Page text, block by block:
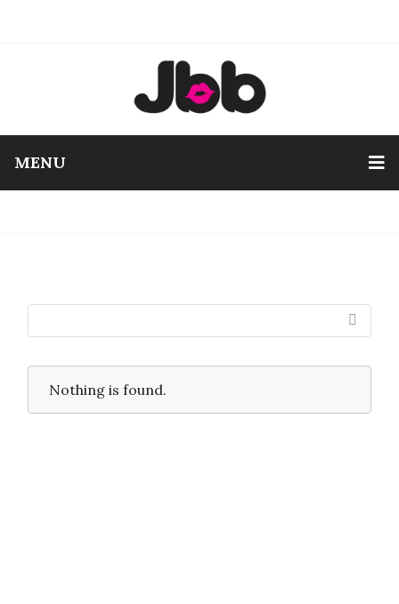
MENU
Nothing is found.